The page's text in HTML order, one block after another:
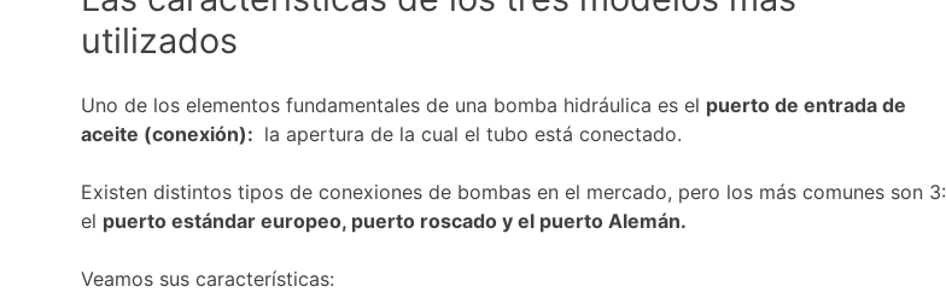
utilizados
Uno de los elementos fundamentales de una bomba hidráulica es el puerto de entrada de
aceite (conexión): la apertura de la cual el tubo está conectado.
Existen distintos tipos de conexiones de bombas en el mercado, pero los más comunes son 3:
el puerto estándar europeo, puerto roscado y el puerto Alemán.
Veamos sus características: